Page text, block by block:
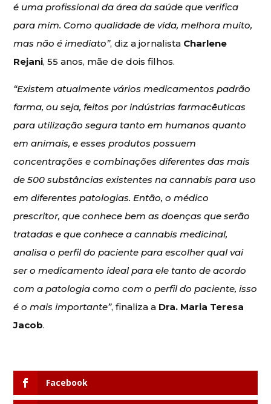
é uma profissional da área da saúde que verifica
para mim. Como qualidade de vida, melhora muito,
mas não é imediato”, diz a jornalista Charlene
Rejani, 55 anos, mãe de dois filhos.
“Existem atualmente vários medicamentos padrão
farma, ou seja, feitos por indústrias farmacêuticas
para utilização segura tanto em humanos quanto
em animais, e esses produtos possuem
concentrações e combinações diferentes das mais
de 500 substâncias existentes na cannabis para uso
em diferentes patologias. Então, o médico
prescritor, que conhece bem as doenças que serão
tratadas e que conhece a cannabis medicinal,
analisa o perfil do paciente para escolher qual vai
ser o medicamento ideal para ele tanto de acordo
com a patologia como com o perfil do paciente, isso
é o mais importante”, finaliza a Dra. Maria Teresa
Jacob.
Facebook